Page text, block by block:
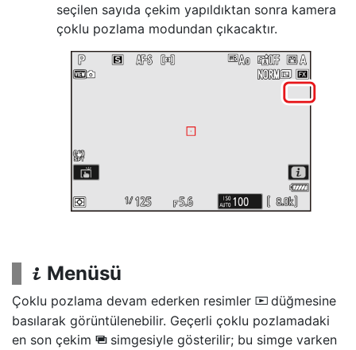
seçilen sayıda çekim yapıldıktan sonra kamera
çoklu pozlama modundan çıkacaktır.
i Menüsü
Çoklu pozlama devam ederken resimler K düğmesine
basılarak görüntülenebilir. Geçerli çoklu pozlamadaki
en son çekim $ simgesiyle gösterilir; bu simge varken